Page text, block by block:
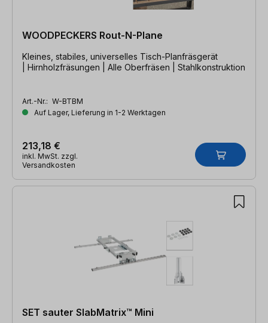
WOODPECKERS Rout-N-Plane
Kleines, stabiles, universelles Tisch-Planfräsgerät
| Hirnholzfräsungen | Alle Oberfräsen | Stahlkonstruktion
Art.-Nr.: W-BTBM
Auf Lager, Lieferung in 1-2 Werktagen
213,18 €
inkl. MwSt. zzgl.
Versandkosten
SET sauter SlabMatrix™ Mini